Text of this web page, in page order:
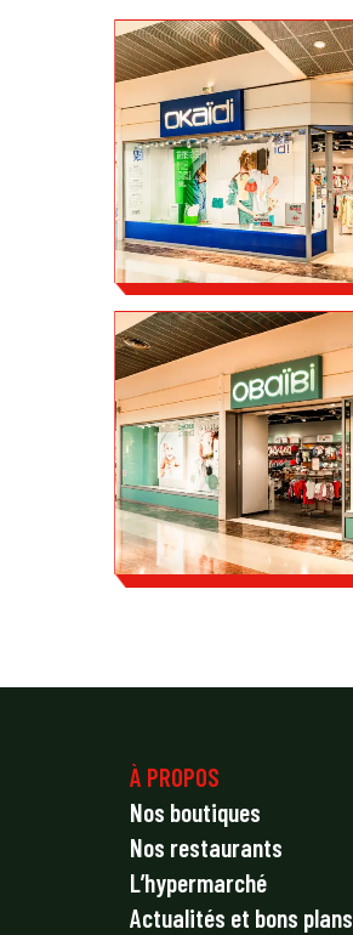
À PROPOS
Nos boutiques
Nos restaurants
L’hypermarché
Actualités et bons plans